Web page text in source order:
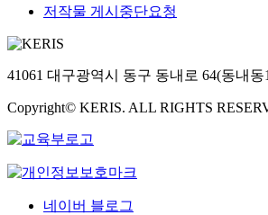
저작물 게시중단요청
41061 대구광역시 동구 동내로 64(동내동
Copyright© KERIS. ALL RIGHTS
네이버 블로그